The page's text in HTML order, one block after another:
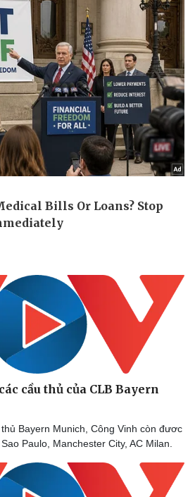
Công nghệ
Sành điệu
Tin Công nghệ
Trải nghiệm
cầu thủ của CLB Bayern
Bayern Munich, Công Vinh còn đươc
Paulo, Manchester City, AC Milan.